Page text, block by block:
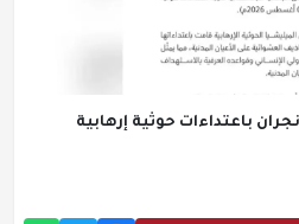
11 مدنيًا في نجران باعتداءات حوثية إرهابية